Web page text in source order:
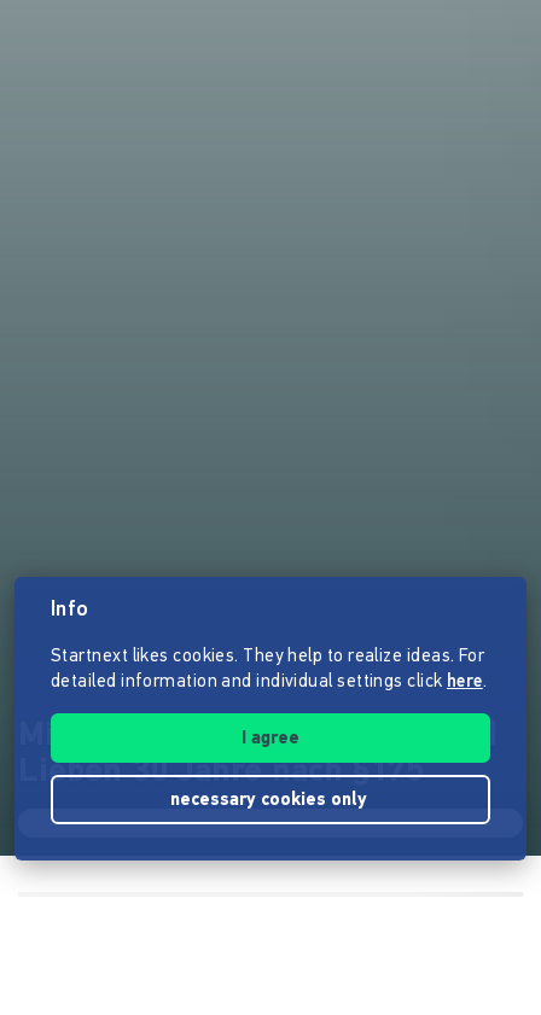
Mit Euren Spuren — Leben und
Lieben 30 Jahre nach §175
Info
Startnext likes cookies. They help to realize ideas. For
detailed information and individual settings click here.
I agree
necessary cookies only